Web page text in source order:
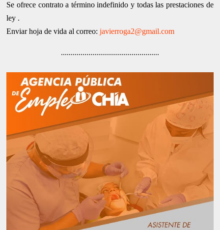
Se ofrece contrato a término indefinido y todas las prestaciones de
ley .
Enviar hoja de vida al correo: javierroga2@gmail.com
..................................................